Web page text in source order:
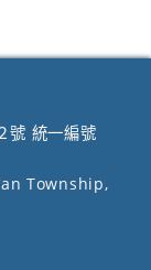
號 統一編號
Township,